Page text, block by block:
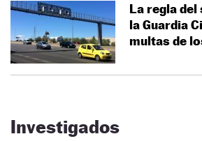
La regla
la Guardia
multas de
Investigados